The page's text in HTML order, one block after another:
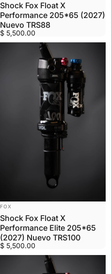
Shock Fox Float X
Performance 205*65 (2027)
Nuevo TRS88
$ 5,500.00
MARCA:
FOX
Shock Fox Float X
Performance Elite 205*65
(2027) Nuevo TRS100
$ 5,500.00